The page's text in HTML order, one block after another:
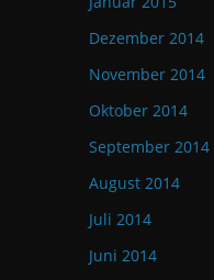
Dezember 2014
November 2014
Oktober 2014
September 2014
August 2014
Juli 2014
Juni 2014